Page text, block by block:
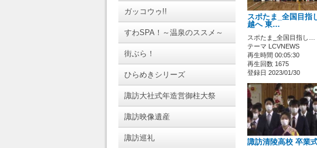
ガッコウゥ!!
すわSPA！～温泉のススメ～
街ぶら！
ひらめきシリーズ
諏訪大社式年造営御柱大祭
諏訪映像遺産
諏訪巡礼
スポたま_全国目指
越へ 東…
スポたま_全国目指し…
テーマ LCVNEWS
再生時間 00:05:30
再生回数 1675
登録日 2023/01/30
諏訪清陵高校 卒業